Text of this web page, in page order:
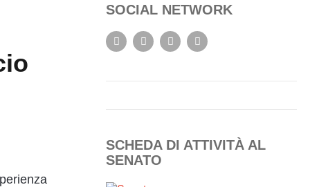
SOCIAL NETWORK
SCHEDA DI ATTIVITÀ AL
SENATO